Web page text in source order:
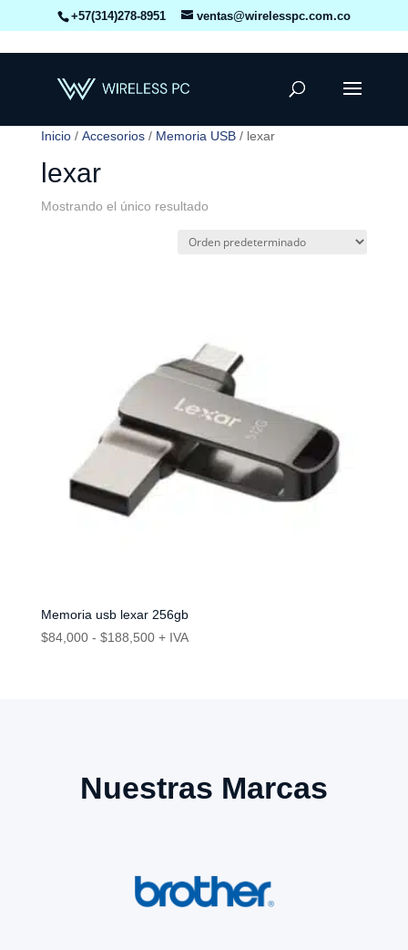
+57(314)278-8951 ventas@wirelesspc.com.co
Inicio/ Accesorios/ Memoria USB/ lexar
lexar
Mostrando el único resultado
Memoria usb lexar 256gb
$84,000 - $188,500Rango
+ IVA
Nuestras Marcas